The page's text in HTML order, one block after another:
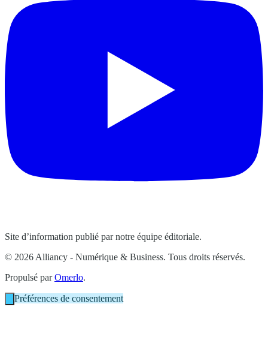
Site d’information publié par notre équipe éditoriale.
© 2026 Alliancy - Numérique & Business. Tous droits réservés.
Propulsé parOmerlo.
Préférences de consentement